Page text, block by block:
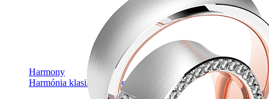
Harmony
Harmónia klasiky a moderného dizajnu.